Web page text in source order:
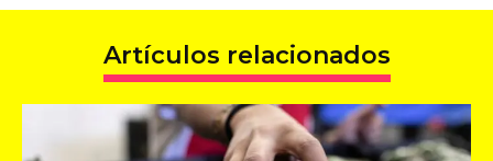
Artículos relacionados